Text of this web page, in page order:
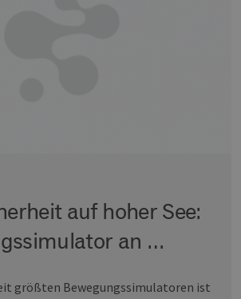
auf hoher See:
an …
größten Bewegungssimulatoren ist